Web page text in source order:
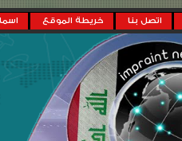
اتصل بنا خريطة الموقع